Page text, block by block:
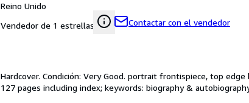
Reino Unido
Vendedor de 1 estrellas
Contactar con el vendedor
Hardcover. Condición: Very Good. portrait frontispiece, top
127 pages including index; keywords: biography &